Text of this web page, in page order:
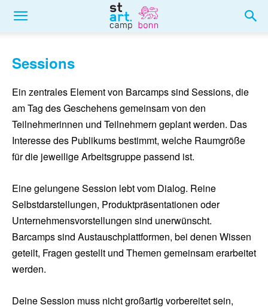
Sessions
Ein zentrales Element von Barcamps sind Sessions, die
am Tag des Geschehens gemeinsam von den
Teilnehmerinnen und Teilnehmern geplant werden. Das
Interesse des Publikums bestimmt, welche Raumgröße
für die jeweilige Arbeitsgruppe passend ist.
Eine gelungene Session lebt vom Dialog. Reine
Selbstdarstellungen, Produktpräsentationen oder
Unternehmensvorstellungen sind unerwünscht.
Barcamps sind Austauschplattformen, bei denen Wissen
geteilt, Fragen gestellt und Themen gemeinsam erarbeitet
werden.
Deine Session muss nicht großartig vorbereitet sein,